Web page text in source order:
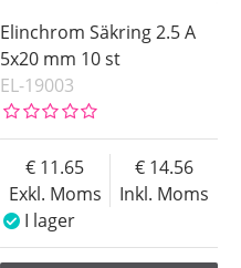
Elinchrom Säkring 2.5 A
5x20 mm 10 st
EL-19003
Exkl. Moms
11.65
Inkl. Moms
14.56
I lager